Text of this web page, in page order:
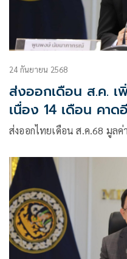
24 กันยายน 2568
ส่งออกเดือน ส.ค.
เนื่อง 14 เดือน คาด
ของจริง! มีแววขย
ส่งออกไทยเดือน ส.ค.68 มูล